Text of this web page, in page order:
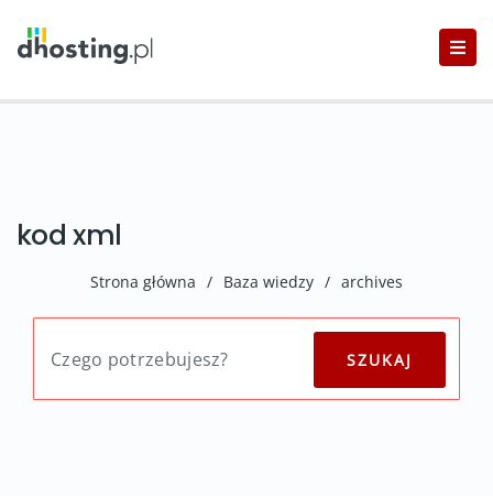
kod xml
Strona główna / Baza wiedzy / archives